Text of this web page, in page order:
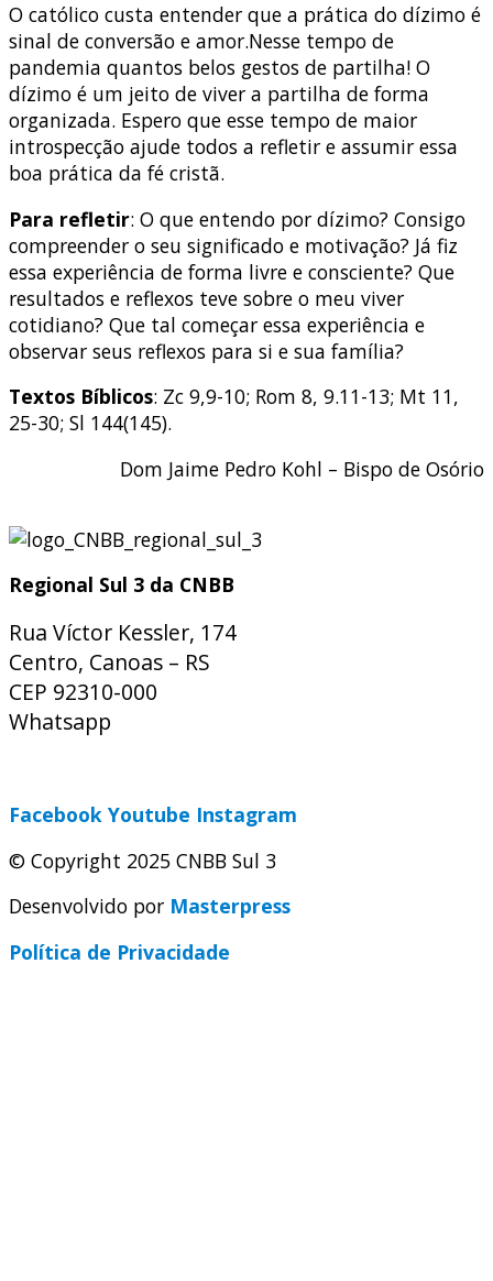
O católico custa entender que a prática do dízimo é
sinal de conversão e amor.Nesse tempo de
pandemia quantos belos gestos de partilha! O
dízimo é um jeito de viver a partilha de forma
organizada. Espero que esse tempo de maior
introspecção ajude todos a refletir e assumir essa
boa prática da fé cristã.
Para refletir: O que entendo por dízimo? Consigo
compreender o seu significado e motivação? Já fiz
essa experiência de forma livre e consciente? Que
resultados e reflexos teve sobre o meu viver
cotidiano? Que tal começar essa experiência e
observar seus reflexos para si e sua família?
Textos Bíblicos: Zc 9,9-10; Rom 8, 9.11-13; Mt 11,
25-30; Sl 144(145).
Dom Jaime Pedro Kohl – Bispo de Osório
Regional Sul 3 da CNBB
Rua Víctor Kessler, 174
Centro, Canoas – RS
CEP 92310-000
Whatsapp
Facebook Youtube Instagram
© Copyright 2025 CNBB Sul 3
Desenvolvido por Masterpress
Política de Privacidade